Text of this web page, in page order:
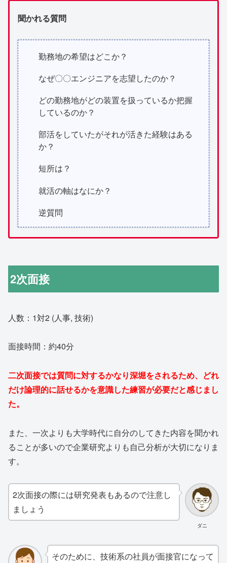
聞かれる質問
勤務地の希望はどこか？
なぜ〇〇エンジニアを志望したのか？
どの勤務地がどの装置を扱っているか把握
しているのか？
部活をしていたがそれが活きた経験はある
か？
短所は？
就活の軸はなにか？
逆質問
2次面接
人数：1対2 (人事, 技術)
面接時間：約40分
二次面接では質問に対するかなり深堀をされるため、どれ
だけ論理的に話せるかを意識した練習が必要だと感じまし
た。
また、一次よりも大学時代に自分のしてきた内容を聞かれ
ることが多いので企業研究よりも自己分析が大切になりま
す。
ダニ
2次面接の際には研究発表もあるので注意し
ましょう
そのために、技術系の社員が面接官になって